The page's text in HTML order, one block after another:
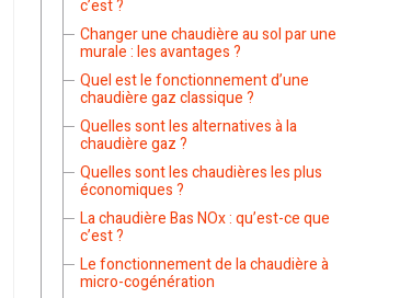
c’est ?
Changer une chaudière au sol par une
murale : les avantages ?
Quel est le fonctionnement d’une
chaudière gaz classique ?
Quelles sont les alternatives à la
chaudière gaz ?
Quelles sont les chaudières les plus
économiques ?
La chaudière Bas NOx : qu’est-ce que
c’est ?
Le fonctionnement de la chaudière à
micro-cogénération